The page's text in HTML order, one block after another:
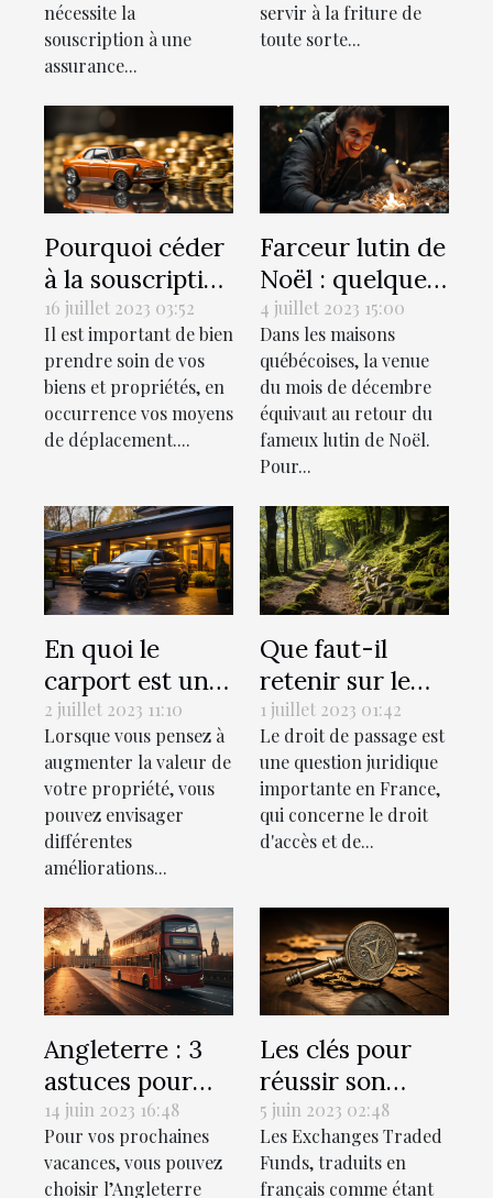
nécessite la
souscription à une
assurance...
servir à la friture de
toute sorte...
Pourquoi céder
à la souscription
d’une assurance
auto ?
16 juillet 2023 03:52
Il est important de bien
prendre soin de vos
biens et propriétés, en
occurrence vos moyens
de déplacement....
Farceur lutin de
Noël : quelques
idées de tours à
réaliser chez soi
4 juillet 2023 15:00
Dans les maisons
québécoises, la venue
du mois de décembre
équivaut au retour du
fameux lutin de Noël.
Pour...
En quoi le
carport est une
valeur ajoutée à
votre propriété
?
2 juillet 2023 11:10
Lorsque vous pensez à
augmenter la valeur de
votre propriété, vous
pouvez envisager
différentes
améliorations...
Que faut-il
retenir sur le
droit de passage
selon le droit
français?
1 juillet 2023 01:42
Le droit de passage est
une question juridique
importante en France,
qui concerne le droit
d'accès et de...
Angleterre : 3
astuces pour
bien préparer
ce voyage
14 juin 2023 16:48
Pour vos prochaines
vacances, vous pouvez
choisir l’Angleterre
Les clés pour
réussir son
investissement
dans les ETF
5 juin 2023 02:48
Les Exchanges Traded
Funds, traduits en
français comme étant